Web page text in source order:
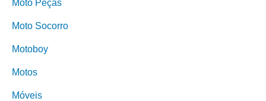
Moto Peças
Moto Socorro
Motoboy
Motos
Móveis